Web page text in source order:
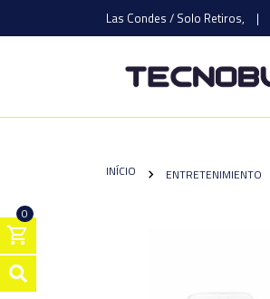
Las Condes / Solo Retiros, |
0
INÍCIO ENTRETENIMIENTO